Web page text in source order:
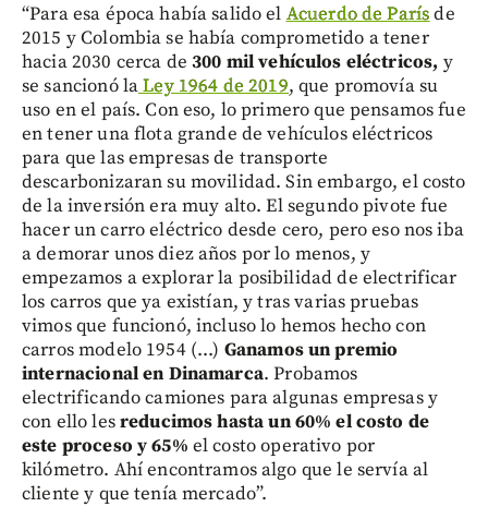
“Para esa época había salido el Acuerdo de Parísde
2015 y Colombia se había comprometido a tener
hacia 2030 cerca de 300 mil vehículos eléctricos, y
se sancionó laLey 1964 de 2019, que promovía su
uso en el país. Con eso, lo primero que pensamos fue
en tener una flota grande de vehículos eléctricos
para que las empresas de transporte
descarbonizaran su movilidad. Sin embargo, el costo
de la inversión era muy alto. El segundo pivote fue
hacer un carro eléctrico desde cero, pero eso nos iba
a demorar unos diez años por lo menos, y
empezamos a explorar la posibilidad de electrificar
los carros que ya existían, y tras varias pruebas
vimos que funcionó, incluso lo hemos hecho con
carros modelo 1954 (...) Ganamos un premio
internacional en Dinamarca. Probamos
electrificando camiones para algunas empresas y
con ello lesreducimos hasta un 60% el costo de
este proceso y 65% el costo operativo por
kilómetro. Ahí encontramos algo que le servía al
cliente y que tenía mercado”.